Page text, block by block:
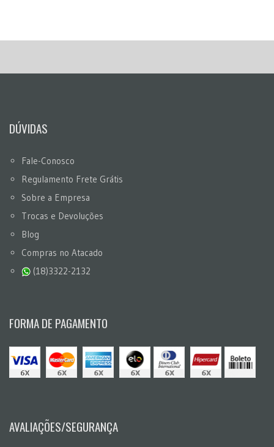
DÚVIDAS
Fale-Conosco
Regulamento Frete Grátis
Sobre a Empresa
Trocas e Devoluções
Blog
Compras no Atacado
(18)3322-2132
FORMA DE PAGAMENTO
AVALIAÇÕES/SEGURANÇA